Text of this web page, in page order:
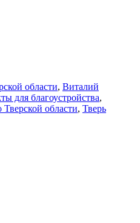
области, Виталий
для благоустройства,
Тверской области, Тверь